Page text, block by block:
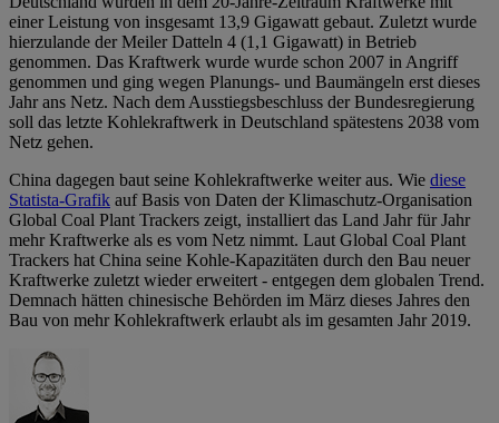
einer Leistung von insgesamt 13,9 Gigawatt gebaut. Zuletzt wurde
hierzulande der Meiler Datteln 4 (1,1 Gigawatt) in Betrieb
genommen. Das Kraftwerk wurde wurde schon 2007 in Angriff
genommen und ging wegen Planungs- und Baumängeln erst dieses
Jahr ans Netz. Nach dem Ausstiegsbeschluss der Bundesregierung
soll das letzte Kohlekraftwerk in Deutschland spätestens 2038 vom
Netz gehen.
China dagegen baut seine Kohlekraftwerke weiter aus. Wie diese
Statista-Grafik auf Basis von Daten der Klimaschutz-Organisation
Global Coal Plant Trackers zeigt, installiert das Land Jahr für Jahr
mehr Kraftwerke als es vom Netz nimmt. Laut Global Coal Plant
Trackers hat China seine Kohle-Kapazitäten durch den Bau neuer
Kraftwerke zuletzt wieder erweitert - entgegen dem globalen Trend.
Demnach hätten chinesische Behörden im März dieses Jahres den
Bau von mehr Kohlekraftwerk erlaubt als im gesamten Jahr 2019.